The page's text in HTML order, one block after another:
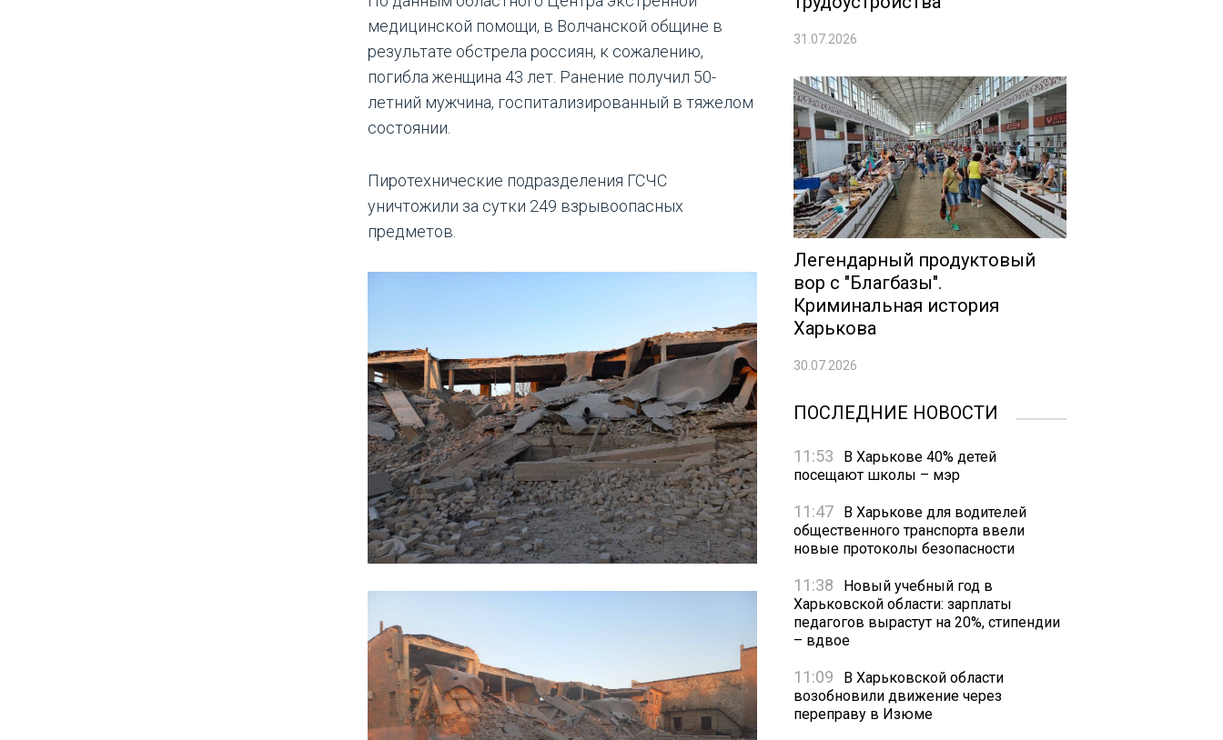
медицинской помощи, в Волчанской общине в
результате обстрела россиян, к сожалению,
погибла женщина 43 лет. Ранение получил 50-
летний мужчина, госпитализированный в тяжелом
состоянии.
Пиротехнические подразделения ГСЧС
уничтожили за сутки 249 взрывоопасных
предметов.
31.07.2026
Легендарный продуктовый
вор с "Благбазы".
Криминальная история
Харькова
30.07.2026
ПОСЛЕДНИЕ НОВОСТИ
11:53
В Харькове 40% детей
посещают школы – мэр
11:47
В Харькове для водителей
общественного транспорта ввели
новые протоколы безопасности
11:38
Новый учебный год в
Харьковской области: зарплаты
педагогов вырастут на 20%, стипендии
– вдвое
11:09
В Харьковской области
возобновили движение через
переправу в Изюме